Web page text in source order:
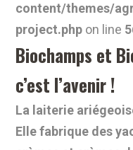
content/themes/
project.php on line
Biochamps et
c’est l’avenir !
La laiterie
Elle fabrique des